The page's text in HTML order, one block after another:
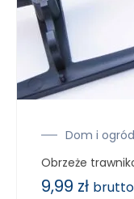
Dom i ogród
Obrzeże
9,99 zł brutto